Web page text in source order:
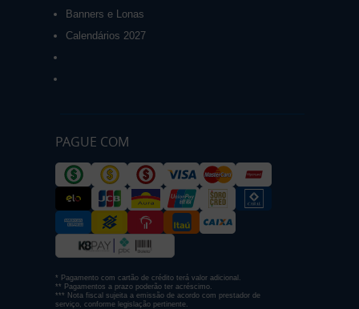
Banners e Lonas
Calendários 2027
PAGUE COM
* Pagamento com cartão de crédito terá valor adicional.
** Pagamentos a prazo poderão ter acréscimo.
*** Nota fiscal sujeita a emissão de acordo com prestador de
serviço, conforme legislação pertinente.